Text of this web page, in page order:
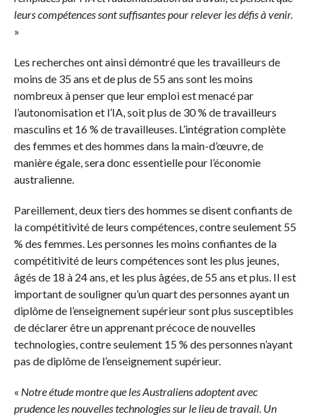
leurs compétences sont suffisantes pour relever les défis à venir.
»
Les recherches ont ainsi démontré que les travailleurs de
moins de 35 ans et de plus de 55 ans sont les moins
nombreux à penser que leur emploi est menacé par
l’autonomisation et l’IA, soit plus de 30 % de travailleurs
masculins et 16 % de travailleuses.L’intégration complète
des femmes et des hommes dans la main-d’œuvre, de
manière égale, sera donc essentielle pour l’économie
australienne.
Pareillement, deux tiers des hommes se disent confiants de
la compétitivité de leurs compétences, contre seulement 55
% des femmes.Les personnes les moins confiantes de la
compétitivité de leurs compétences sont les plus jeunes,
âgés de 18 à 24 ans, et les plus âgées, de 55 ans et plus.Il est
important de souligner qu’un quart des personnes ayant un
diplôme de l’enseignement supérieur sont plus susceptibles
de déclarer être un apprenant précoce de nouvelles
technologies, contre seulement 15 % des personnes n’ayant
pas de diplôme de l’enseignement supérieur.
« Notre étude montre que les Australiens adoptent avec
prudence les nouvelles technologies sur le lieu de travail.Un